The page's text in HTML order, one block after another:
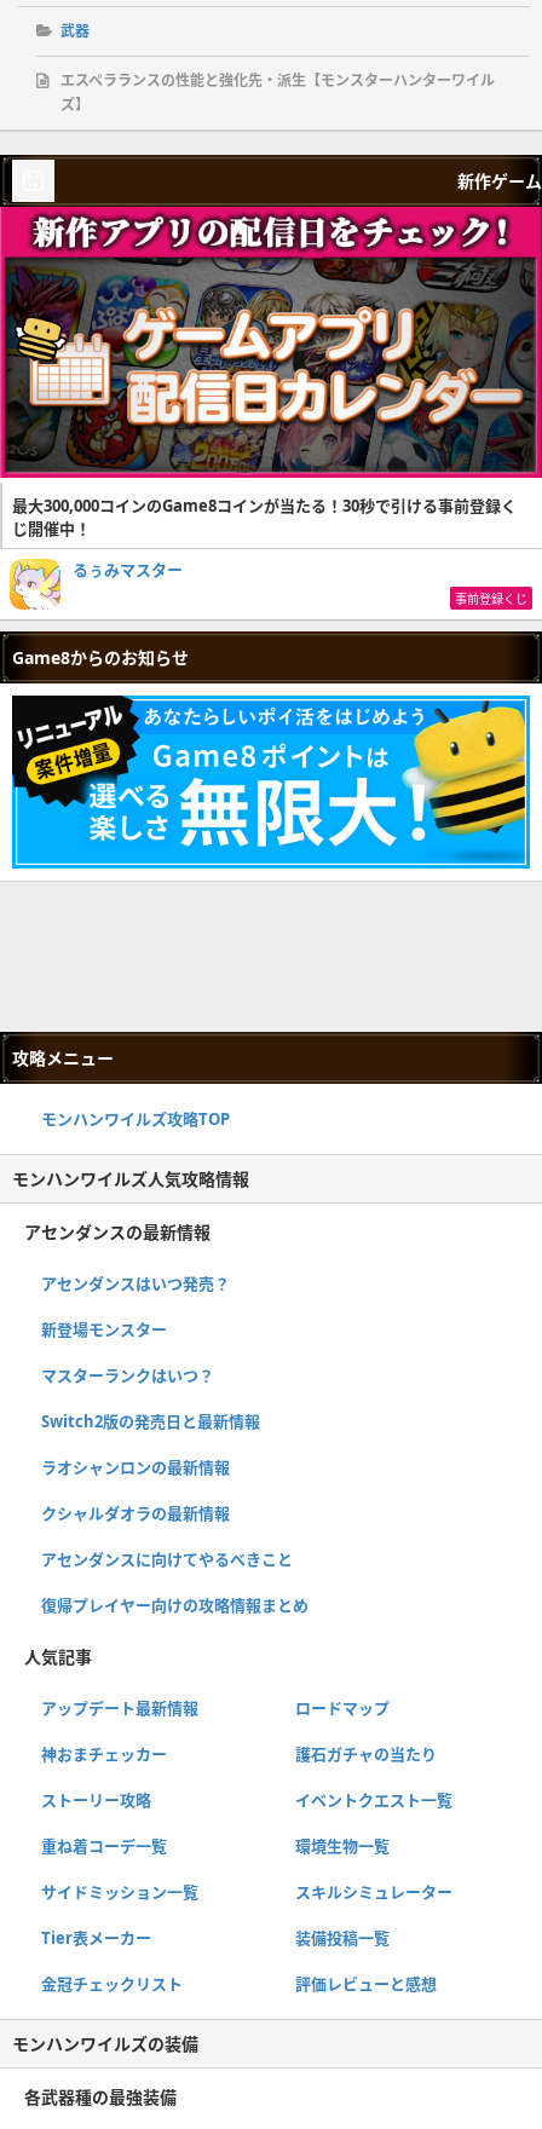
武器
エスペラランスの性能と強化先・派生【モンスターハンターワイル
ズ】
新作ゲーム
最大300,000コインのGame8コインが当たる！30秒で引ける事前登録く
じ開催中！
るぅみマスター
事前登録くじ
Game8からのお知らせ
攻略メニュー
モンハンワイルズ攻略TOP
モンハンワイルズ人気攻略情報
アセンダンスの最新情報
アセンダンスはいつ発売？
新登場モンスター
マスターランクはいつ？
Switch2版の発売日と最新情報
ラオシャンロンの最新情報
クシャルダオラの最新情報
アセンダンスに向けてやるべきこと
復帰プレイヤー向けの攻略情報まとめ
人気記事
アップデート最新情報 ロードマップ
神おまチェッカー 護石ガチャの当たり
ストーリー攻略 イベントクエスト一覧
重ね着コーデ一覧 環境生物一覧
サイドミッション一覧 スキルシミュレーター
Tier表メーカー 装備投稿一覧
金冠チェックリスト 評価レビューと感想
モンハンワイルズの装備
各武器種の最強装備